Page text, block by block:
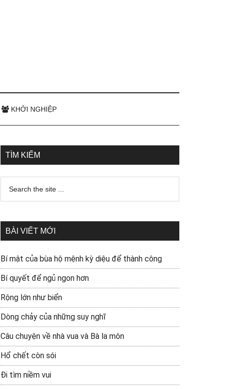
KHỞI NGHIỆP
TÌM KIẾM
BÀI VIẾT MỚI
Bí mật của bùa hộ mệnh kỳ diệu để thành công
Bí quyết để ngủ ngon hơn
Rộng lớn như biển
Dòng chảy của những suy nghĩ
Câu chuyện về nhà vua và Bà la môn
Hổ chết còn sói
Đi tìm niềm vui